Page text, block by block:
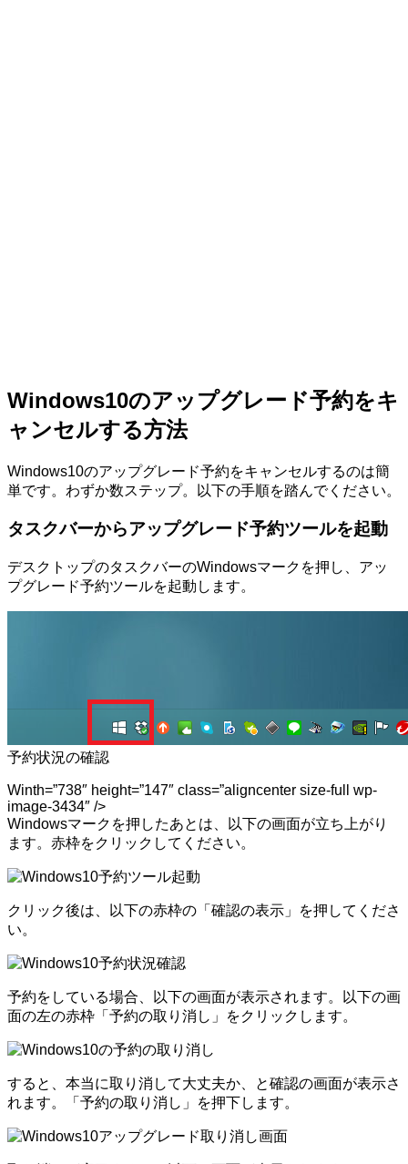
Windows10のアップグレード予約をキ
ャンセルする方法
Windows10のアップグレード予約をキャンセルするのは簡
単です。わずか数ステップ。以下の手順を踏んでください。
タスクバーからアップグレード予約ツールを起動
デスクトップのタスクバーのWindowsマークを押し、アッ
プグレード予約ツールを起動します。
予約状況の確認
Winth=”738″ height=”147″ class=”aligncenter size-full wp-
image-3434″ />
Windowsマークを押したあとは、以下の画面が立ち上がり
ます。赤枠をクリックしてください。
クリック後は、以下の赤枠の「確認の表示」を押してくださ
い。
予約をしている場合、以下の画面が表示されます。以下の画
面の左の赤枠「予約の取り消し」をクリックします。
すると、本当に取り消して大丈夫か、と確認の画面が表示さ
れます。「予約の取り消し」を押下します。